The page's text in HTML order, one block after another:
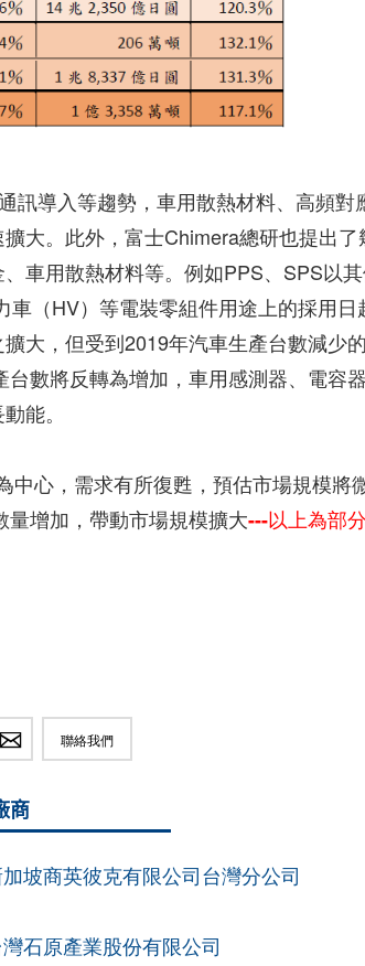
訊導入等趨勢，車用散熱材料、高頻對
大。此外，富士Chimera總研也提出了
車用散熱材料等。例如PPS、SPS以
（HV）等電裝零組件用途上的採用日
大，但受到2019年汽車生產台數減少
數將反轉為增加，車用感測器、電容
能。
中心，需求有所復甦，預估市場規模將
增加，帶動市場規模擴大---以上為部
聯絡我們
商
坡商英彼克有限公司台灣分公司
石原產業股份有限公司